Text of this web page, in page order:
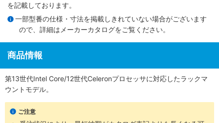
を記載しております。
一部型番の仕様・寸法を掲載しきれていない場合がございます
ので、詳細は メーカーカタログをご覧ください。
商品情報
第13世代Intel Core/12世代Celeronプロセッサに対応したラックマ
ウントモデル。
ご注意